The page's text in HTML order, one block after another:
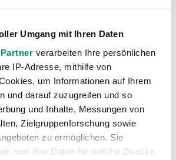
Umgang mit Ihren Daten
verarbeiten Ihre persönlichen
IP-Adresse, mithilfe von
um Informationen auf Ihrem
und darauf zuzugreifen und so
und Inhalte, Messungen von
Zielgruppenforschung sowie
zu ermöglichen. Sie
wer Ihre Daten für welche Zwecke
(74)
(91)